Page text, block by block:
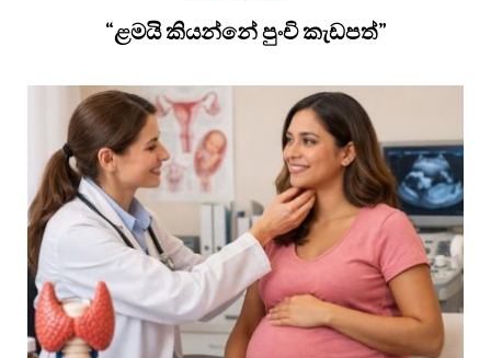
“ළමයි කියන්නේ පුංචි කැඩපත්”